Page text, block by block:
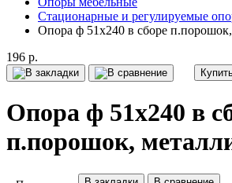
Стационарные и регулируемые
Опора ф 51х240 в сборе
196 р.
Опора ф 51х240 в
п.порошок,